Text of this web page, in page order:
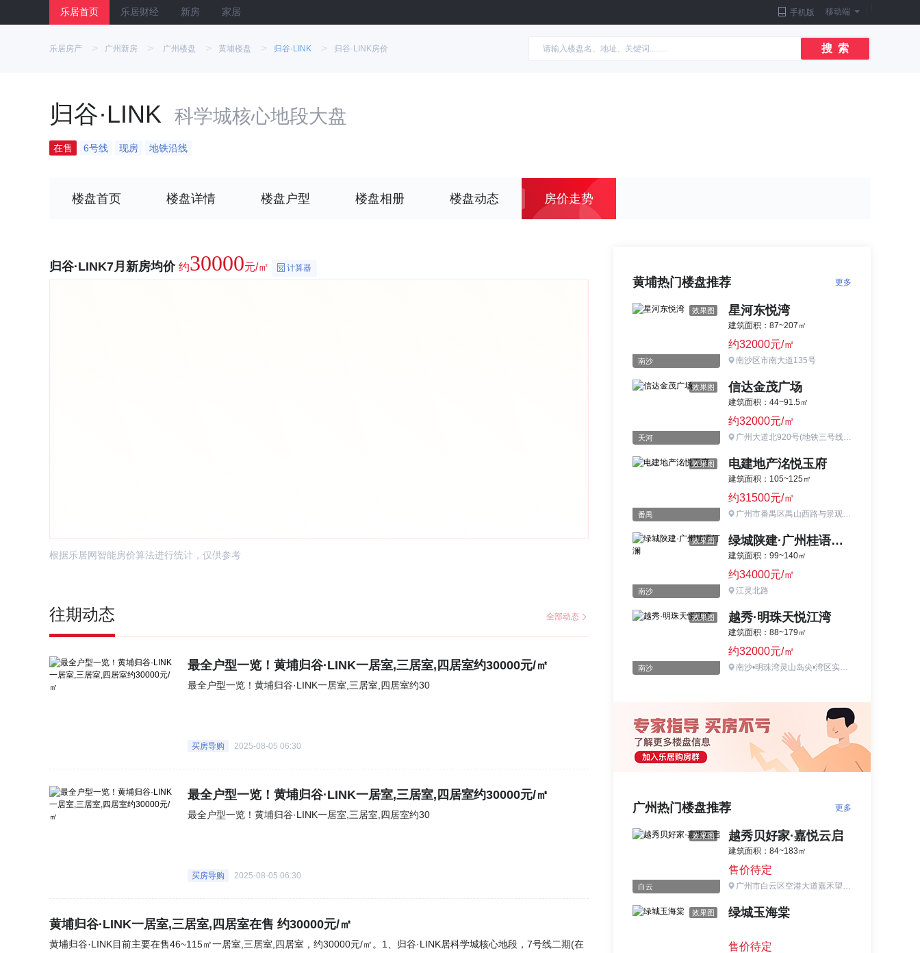
乐居首页 乐居财经 新房 家居 手机版 移动端
乐居房产 > 广州新房 > 广州楼盘 > 黄埔楼盘 > 归谷·LINK > 归谷·LINK房价 搜 索
归谷·LINK 科学城核心地段大盘
在售 6号线 现房 地铁沿线
楼盘首页 楼盘详情 楼盘户型 楼盘相册 楼盘动态 房价走势
归谷·LINK7月新房均价 约30000元/㎡ 计算器
根据乐居网智能房价算法进行统计，仅供参考
往期动态 全部动态
最全户型一览！黄埔归谷·LINK一居室,三居室,四居室约30000元/㎡
最全户型一览！黄埔归谷·LINK一居室,三居室,四居室约30
买房导购 2025-08-05 06:30
最全户型一览！黄埔归谷·LINK一居室,三居室,四居室约30000元/㎡
最全户型一览！黄埔归谷·LINK一居室,三居室,四居室约30
买房导购 2025-08-05 06:30
黄埔归谷·LINK一居室,三居室,四居室在售 约30000元/㎡
黄埔归谷·LINK目前主要在售46~115㎡一居室,三居室,四居室，约30000元/㎡。1、归谷·LINK居科学城核心地段，7号线二期(在
黄埔热门楼盘推荐 更多
效果图
南沙
星河东悦湾
建筑面积：87~207㎡
约32000元/㎡
南沙区市南大道135号
效果图
天河
信达金茂广场
建筑面积：44~91.5㎡
约32000元/㎡
广州大道北920号(地铁三号线梅花园地铁站南侧)
效果图
番禺
电建地产洺悦玉府
建筑面积：105~125㎡
约31500元/㎡
广州市番禺区禺山西路与景观大道交汇处大夫山森林公园东南侧（番禺气象局旁）
效果图
南沙
绿城陕建·广州桂语汀澜
建筑面积：99~140㎡
约34000元/㎡
江灵北路
效果图
南沙
越秀·明珠天悦江湾
建筑面积：88~179㎡
约32000元/㎡
南沙•明珠湾灵山岛尖•湾区实验学校旁
广州热门楼盘推荐 更多
效果图
白云
越秀贝好家·嘉悦云启
建筑面积：84~183㎡
售价待定
广州市白云区空港大道嘉禾望岗地铁站G出口约50米
效果图 绿城玉海棠
售价待定